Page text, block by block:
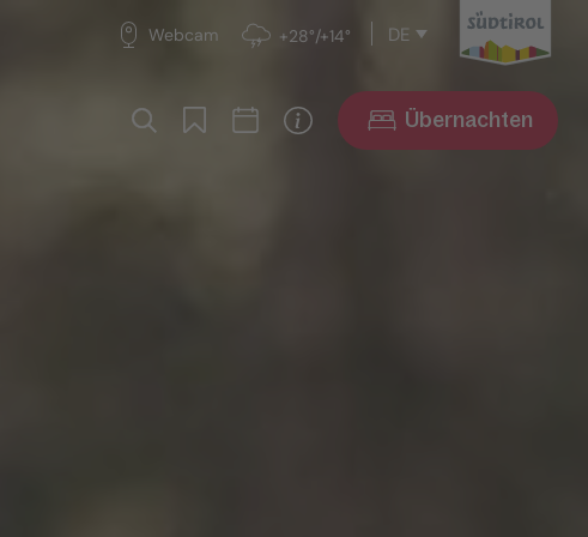
Webcam +28°/+14° DE
Übernachten